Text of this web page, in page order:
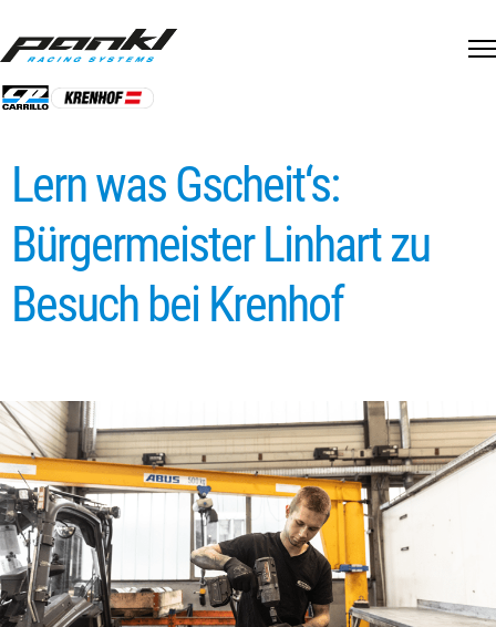
content
Lern was Gscheit‘s:
Bürgermeister Linhart zu
Besuch bei Krenhof